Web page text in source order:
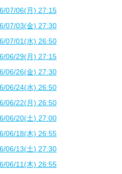
07/06(月) 27:15
07/03(金) 27:30
07/01(水) 26:50
06/29(月) 27:15
06/26(金) 27:30
06/24(水) 26:50
06/22(月) 26:50
06/20(土) 27:00
06/18(木) 26:55
06/13(土) 27:30
06/11(木) 26:55